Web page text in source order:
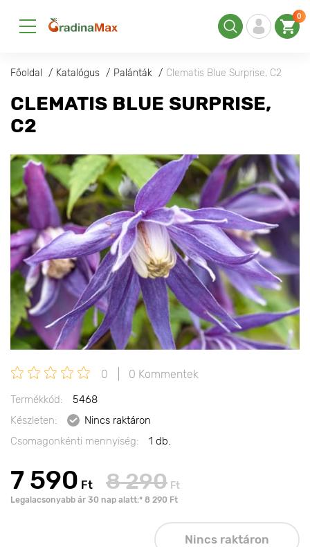
0
Főoldal Katalógus Palánták Clematis Blue Surprise, С2
CLEMATIS BLUE SURPRISE,
С2
0 0 Kommentek
Termékkód:
5468
Készleten:
Nincs raktáron
Csomagonkénti mennyiség:
1 db.
7 590 Ft 8 290 Ft
Legalacsonyabb ár 30 nap alatt:* 8 290 Ft
Nincs raktáron